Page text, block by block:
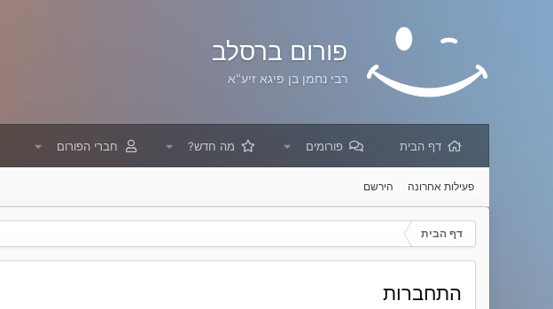
פורום ברסלב
רבי נחמן בן פיגא זיע"א
דף הבית פורומים מה חדש? חברי הפורום
פעילות אחרונה הירשם
דף הבית
התחברות